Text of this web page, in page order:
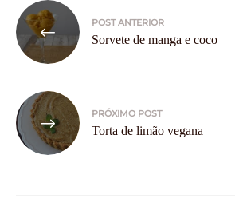
Navegação
de
Post
POST ANTERIOR
Sorvete de manga e coco
PRÓXIMO POST
Torta de limão vegana